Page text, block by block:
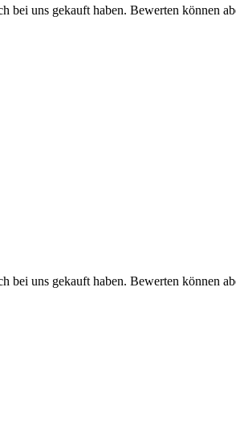
bei uns gekauft haben. Bewerten können
bei uns gekauft haben. Bewerten können